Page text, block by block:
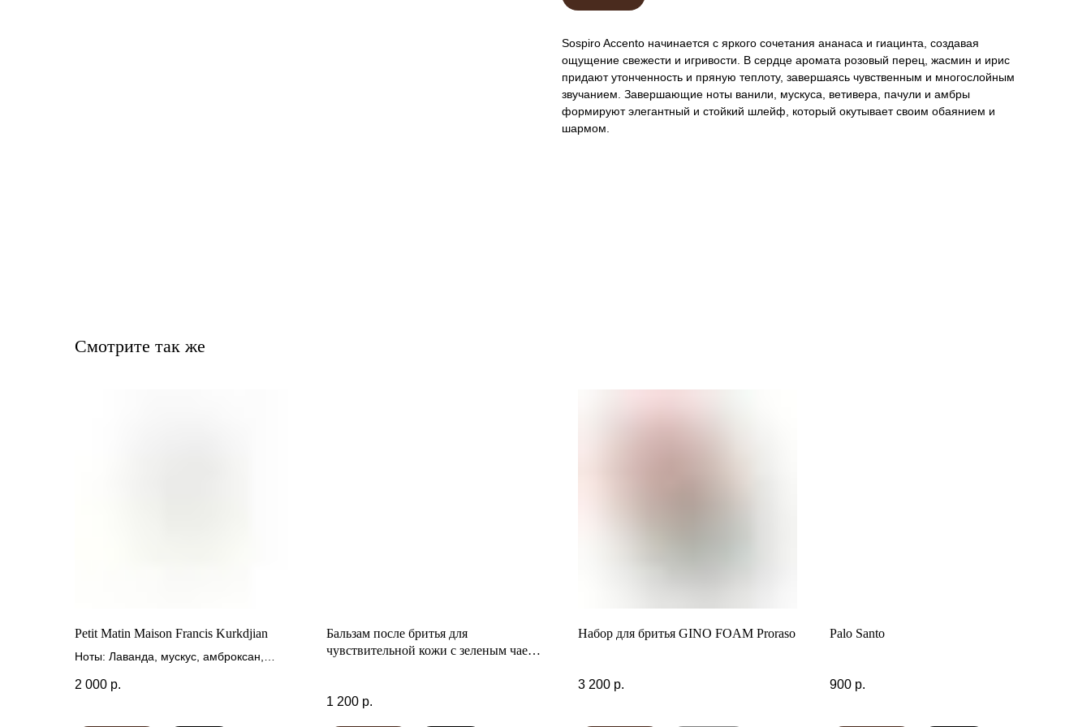
Sospiro Accento начинается с яркого сочетания ананаса и гиацинта, создавая
ощущение свежести и игривости. В сердце аромата розовый перец, жасмин и ирис
придают утонченность и пряную теплоту, завершаясь чувственным и многослойным
звучанием. Завершающие ноты ванили, мускуса, ветивера, пачули и амбры
формируют элегантный и стойкий шлейф, который окутывает своим обаянием и
шармом.
Смотрите так же
Petit Matin Maison Francis Kurkdjian
Ноты: Лаванда, мускус, амброксан,
2 000 р.
Бальзам после бритья для
чувствительной кожи с зеленым чаем
1 200 р.
Набор для бритья GINO FOAM Proraso
3 200 р.
Palo Santo
900 р.